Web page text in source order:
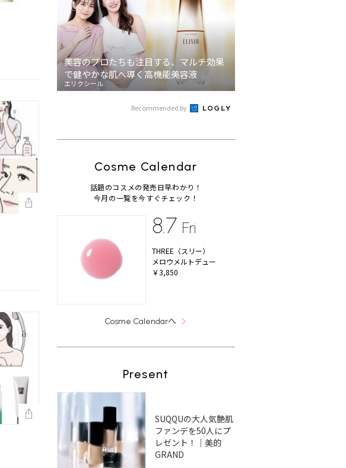
美容のプロたちも注目する、マルチ効果
で健やかな肌へ導く高機能美容液
エリクシール
Recommended by
Cosme Calendar
話題のコスメの発売日早わかり！
今月の一覧を今すぐチェック！
8.7 Fri
THREE（スリー）
メロウメルトデュー
￥3,850
Cosme Calendarへ
Present
SUQQUの大人気艶肌
ファンデを50人にプ
レゼント！｜美的
GRAND